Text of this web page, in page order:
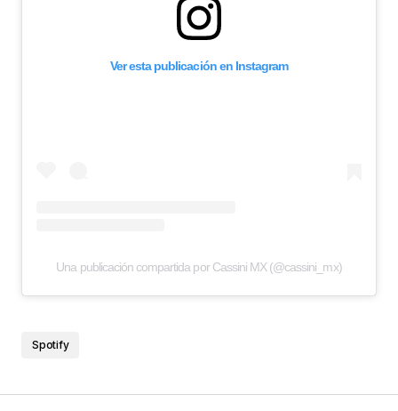
Ver esta publicación en Instagram
Una publicación compartida por Cassini MX (@cassini_mx)
Spotify